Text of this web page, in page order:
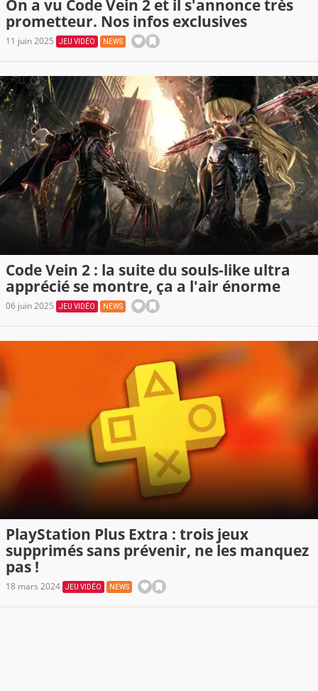
On a vu Code Vein 2 et il s'annonce très
prometteur. Nos infos exclusives
11 juin 2025 JEU VIDÉO NEWS
Code Vein 2 : la suite du souls-like ultra
apprécié se montre, ça a l'air énorme
06 juin 2025 JEU VIDÉO NEWS
PlayStation Plus Extra : trois jeux
supprimés sans prévenir, ne les manquez
pas !
18 mars 2024 JEU VIDÉO NEWS